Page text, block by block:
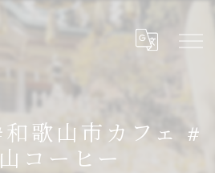
歌山市カフェ #
コーヒー